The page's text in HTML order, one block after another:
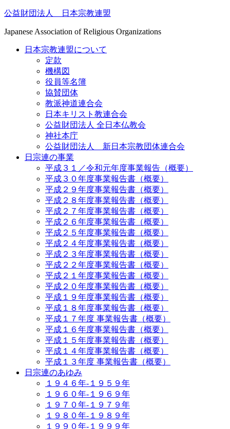
Skip
content
公益財団法人 日本宗教連盟
Japanese Association of Religious Organizations
日本宗教連盟について
定款
機構図
役員等名簿
協賛団体
教派神道連合会
日本キリスト教連合会
公益財団法人 全日本仏教会
神社本庁
公益財団法人 新日本宗教団体連合会
日宗連の事業
平成３１／令和元年度事業報告（概要）
平成３０年度事業報告書（概要）
平成２９年度事業報告書（概要）
平成２８年度事業報告書（概要）
平成２７年度事業報告書（概要）
平成２６年度事業報告書（概要）
平成２５年度事業報告書（概要）
平成２４年度事業報告書（概要）
平成２３年度事業報告書（概要）
平成２２年度事業報告書（概要）
平成２１年度事業報告書（概要）
平成２０年度事業報告書（概要）
平成１９年度事業報告書（概要）
平成１８年度事業報告書（概要）
平成１７年度 事業報告書（概要）
平成１６年度事業報告書（概要）
平成１５年度事業報告書（概要）
平成１４年度事業報告書（概要）
平成１３年度 事業報告書（概要）
日宗連のあゆみ
１９４６年-１９５９年
１９６０年-１９６９年
１９７０年-１９７９年
１９８０年-１９８９年
１９９０年-１９９９年